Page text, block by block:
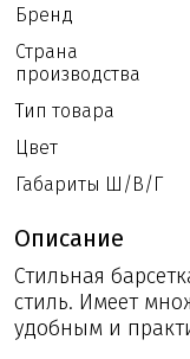
Бренд
Страна
производства
Тип товара
Цвет
Габариты Ш/В/Г
Описание
Стильная
стиль. Имеет
удобным и